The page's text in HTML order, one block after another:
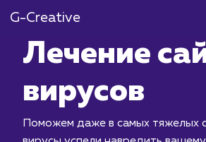
G-Creative
вирусов